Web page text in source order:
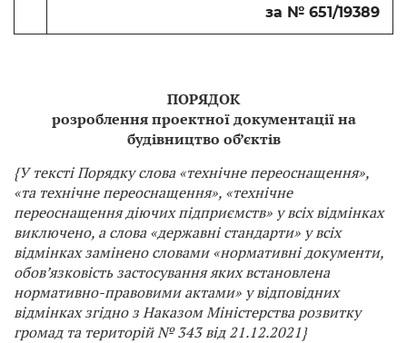
за № 651/19389
ПОРЯДОК
розроблення проектної документації на
будівництво об’єктів
{У тексті Порядку слова «технічне переоснащення»,
«та технічне переоснащення», «технічне
переоснащення діючих підприємств» у всіх відмінках
виключено, а слова «державні стандарти» у всіх
відмінках замінено словами «нормативні документи,
обов’язковість застосування яких встановлена
нормативно-правовими актами» у відповідних
відмінках згідно з НаказомМіністерства розвитку
громад та територій№ 343 від 21.12.2021}